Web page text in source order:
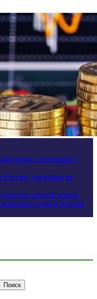
обмен пленными с
для развития
российской армии
судам и портам